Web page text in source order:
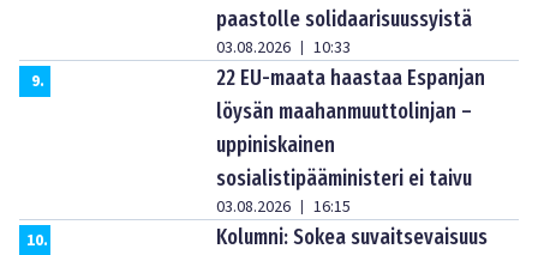
paastolle solidaarisuussyistä
03.08.2026 | 10:33
9.
22 EU-maata haastaa Espanjan
löysän maahanmuuttolinjan –
uppiniskainen
sosialistipääministeri ei taivu
03.08.2026 | 16:15
10.
Kolumni: Sokea suvaitsevaisuus